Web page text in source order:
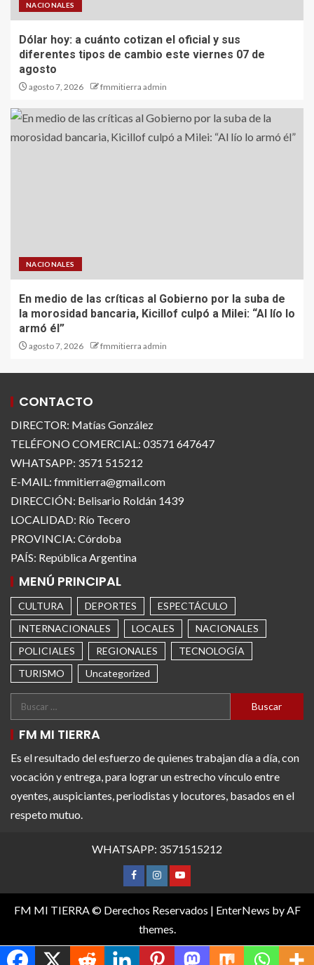
NACIONALES
Dólar hoy: a cuánto cotizan el oficial y sus
diferentes tipos de cambio este viernes 07 de
agosto
agosto 7, 2026 fmmitierra admin
NACIONALES
En medio de las críticas al Gobierno por la suba de
la morosidad bancaria, Kicillof culpó a Milei: “Al lío lo
armó él”
agosto 7, 2026 fmmitierra admin
CONTACTO
DIRECTOR: Matías González
TELÉFONO COMERCIAL: 03571 647647
WHATSAPP: 3571 515212
E-MAIL: fmmitierra@gmail.com
DIRECCIÓN: Belisario Roldán 1439
LOCALIDAD: Río Tecero
PROVINCIA: Córdoba
PAÍS: República Argentina
MENÚ PRINCIPAL
CULTURA DEPORTES
ESPECTÁCULO
INTERNACIONALES
LOCALES
NACIONALES
POLICIALES
REGIONALES
TECNOLOGÍA
TURISMO
Uncategorized
FM MI TIERRA
Es el resultado del esfuerzo de quienes trabajan día a día, con
vocación y entrega, para lograr un estrecho vínculo entre
oyentes, auspiciantes, periodistas y locutores, basados en el
respeto mutuo.
WHATSAPP: 3571515212
FM MI TIERRA © Derechos Reservados | EnterNews by AF
themes.